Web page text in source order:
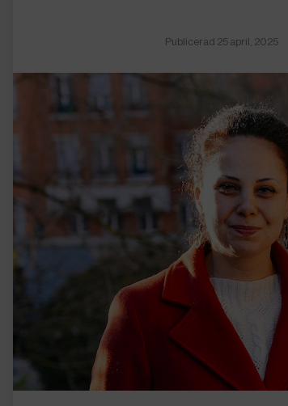
Publicerad 25 april, 2025